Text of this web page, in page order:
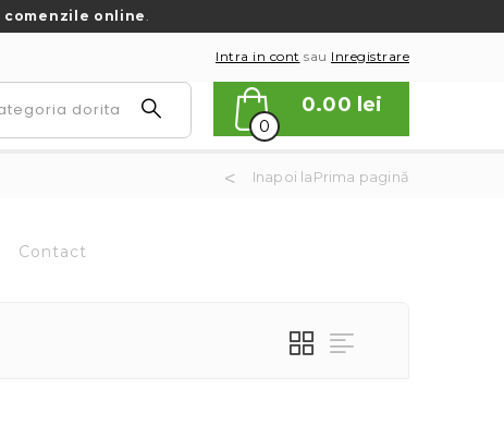
comenzile online.
Intra in cont sau Inregistrare
0
0.00 lei
Inapoi laPrima pagină
Contact